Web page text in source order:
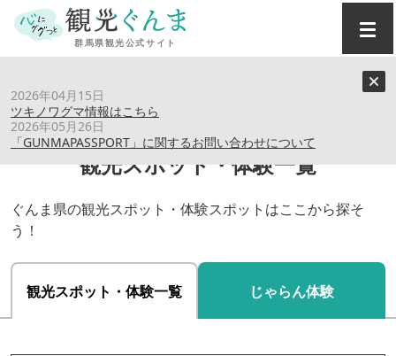
2026年04月15日
ツキノワグマ情報はこちら
2026年05月26日
「GUNMAPASSPORT」に関するお問い合わせについて
観光スポット・体験一覧
ぐんま県の観光スポット・体験スポットはここから探そ
う！
観光スポット・体験一覧 じゃらん体験